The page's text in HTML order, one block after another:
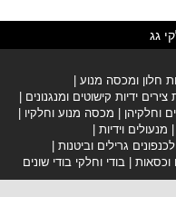
גג
חלון ומכסה מנוע
ידיות קישוטים ומנגנונים
וחלקיהן
מכסה מנוע וחלקיו
מנעולים וידיות
גרילים וביטנות
וכסאות בודי וחלקי בודי שונים